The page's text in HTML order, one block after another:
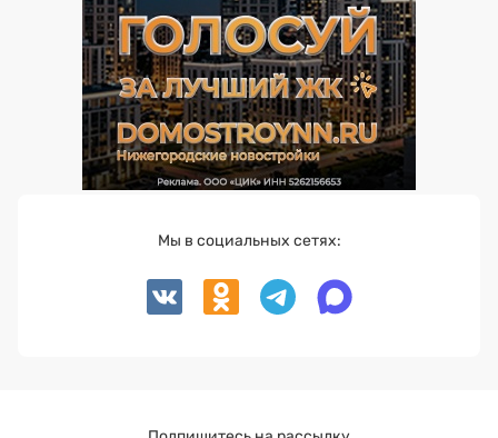
Мы в социальных сетях: